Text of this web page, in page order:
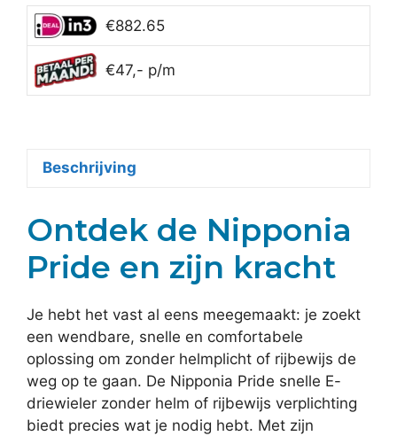
€882.65
€47,- p/m
Beschrijving
Ontdek de Nipponia
Pride en zijn kracht
Je hebt het vast al eens meegemaakt: je zoekt
een wendbare, snelle en comfortabele
oplossing om zonder helmplicht of rijbewijs de
weg op te gaan. De Nipponia Pride snelle E-
driewieler zonder helm of rijbewijs verplichting
biedt precies wat je nodig hebt. Met zijn